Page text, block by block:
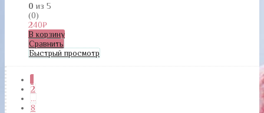
0 из 5
(0)
240₽
В корзину
Сравнить
Быстрый просмотр
2
…
8